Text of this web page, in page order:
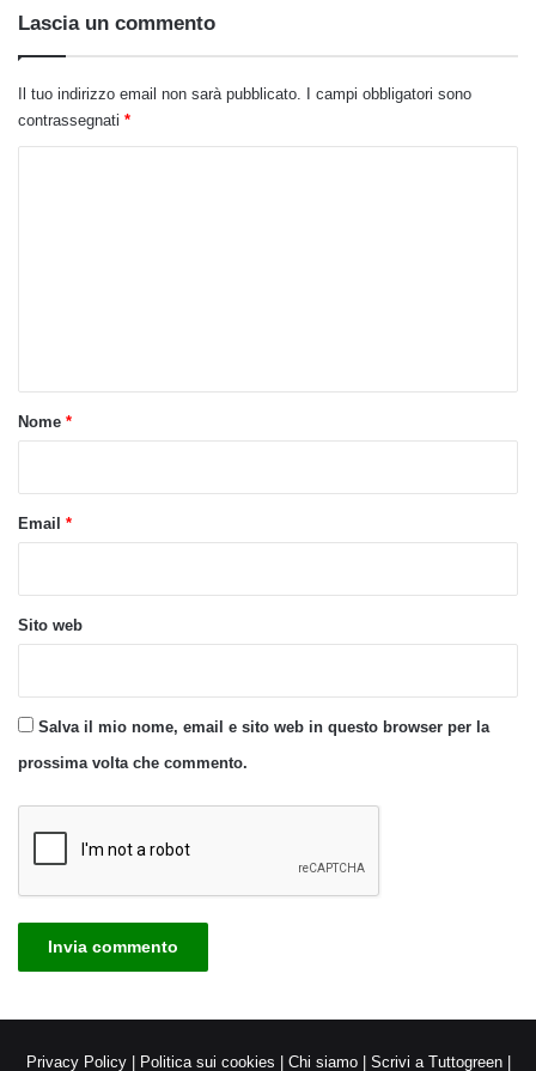
Lascia un commento
Il tuo indirizzo email non sarà pubblicato.
I campi obbligatori sono
contrassegnati *
oNome *
Email *
Sito web
Salva il mio nome, email e sito web in questo browser per la
prossima volta che commento.
Privacy Policy| Politica sui cookies Chi siamo| Scrivi a Tuttogreen|